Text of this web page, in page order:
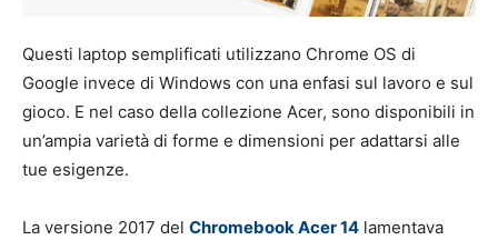
Questi laptop semplificati utilizzano Chrome OS di
Google invece di Windows con una enfasi sul lavoro e sul
gioco. E nel caso della collezione Acer, sono disponibili in
un’ampia varietà di forme e dimensioni per adattarsi alle
tue esigenze.
La versione 2017 del Chromebook Acer 14 lamentava